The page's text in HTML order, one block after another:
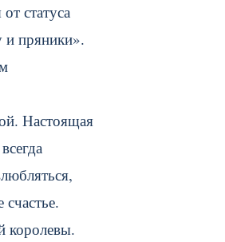
статуса
и пряники».
Настоящая
королевы.